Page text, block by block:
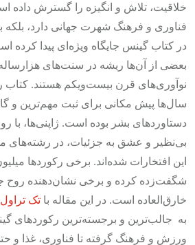
خلاقیت، تلاش و انگیزه را گسترش داده
فناوری و فرهنگ شهرت جهانی دارد، بلکه
در کتاب گینس جایگاه ویژه‌ای پیدا کرده
بعضی از آن‌ها ریشه در سنت‌های هزارساله
نوآوری‌های قرن بیست‌ویکم هستند.کتاب
سال‌ها پیش مکانی برای ثبت مهم‌ترین و
دستاوردهای بشر بوده است. ژاپنی‌ها، با
بی‌نظیر و عشق به جزئیات، در رشته‌های
این افتخارات شده‌اند. برخی رکوردها
شگفت‌زده کرده و برخی نشان‌دهنده روح
خارق‌العاده است.در این مقاله با تک تراول
به جالب‌ترین و برجسته‌ترین رکوردهای
ورزش و فرهنگ گرفته تا فناوری، غذا و